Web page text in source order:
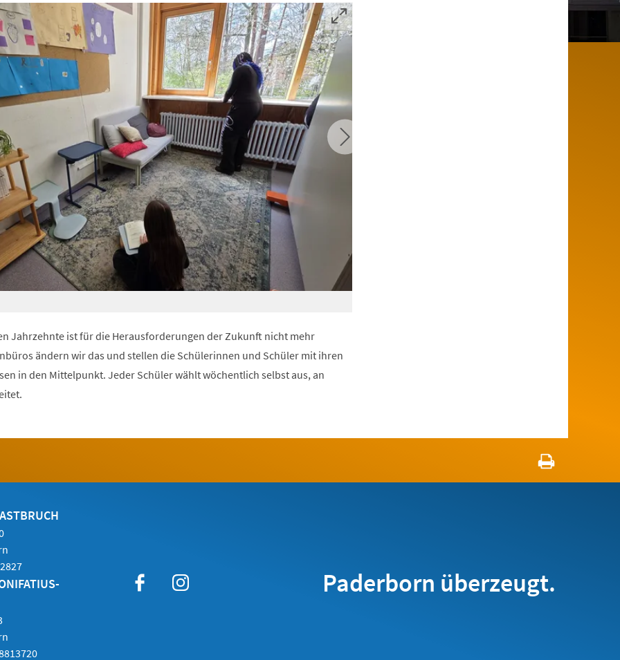
Jahrzehnte ist für die Herausforderungen der Zukunft nicht mehr
ändern wir das und stellen die Schülerinnen und Schüler mit ihren
in den Mittelpunkt. Jeder Schüler wählt wöchentlich selbst aus, an
Paderborn überzeugt.